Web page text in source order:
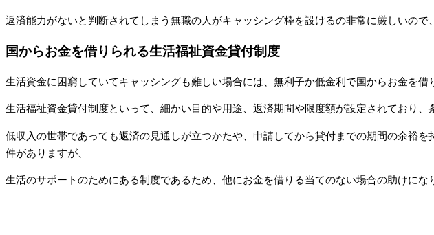
返済能力がないと判断されてしまう無職の人がキャッシング枠を設けるの非常に厳しいの
国からお金を借りられる生活福祉資金貸付制度
生活資金に困窮していてキャッシングも難しい場合には、無利子か低金利で国からお金を借
生活福祉資金貸付制度といって、細かい目的や用途、返済期間や限度額が設定されており、
低収入の世帯であっても返済の見通しが立つかたや、申請してから貸付までの期間の余裕
件がありますが、
生活のサポートのためにある制度であるため、他にお金を借りる当てのない場合の助けにな